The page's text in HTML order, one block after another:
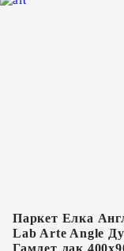
Паркет Елка
Lab Arte Angle
Гамлет лак